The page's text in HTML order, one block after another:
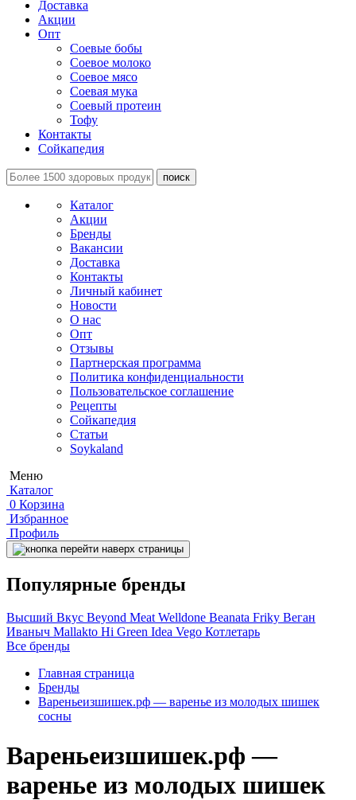
Доставка
Акции
Опт
Соевые бобы
Соевое молоко
Соевое мясо
Соевая мука
Соевый протеин
Тофу
Контакты
Сойкапедия
поиск
Каталог
Акции
Бренды
Вакансии
Доставка
Контакты
Личный кабинет
Новости
О нас
Опт
Отзывы
Партнерская программа
Политика конфиденциальности
Пользовательское соглашение
Рецепты
Сойкапедия
Статьи
Soykaland
Меню
Каталог
0 Корзина
Избранное
Профиль
Популярные бренды
Высший Вкус Beyond MeatWelldone Beanata Friky Веган
Иваныч Mallakto Hi Green Idea Vego Котлетарь
Все бренды
Главная страница
Бренды
Вареньеизшишек.рф — варенье из молодых шишек
сосны
Вареньеизшишек.рф —
варенье из молодых шишек